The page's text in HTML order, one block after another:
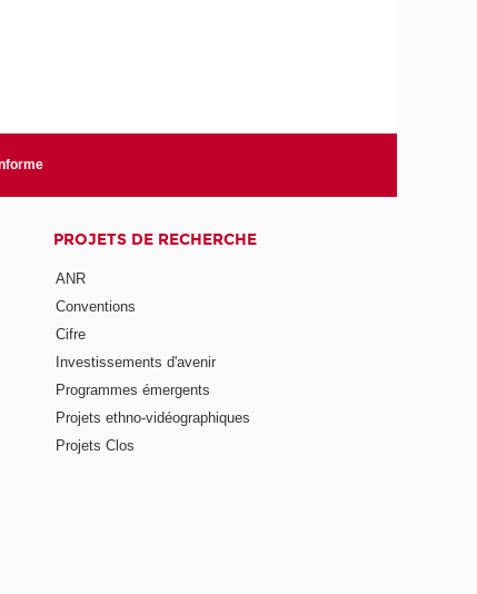
PROJETS DE RECHERCHE
ANR
Conventions
Cifre
Investissements d'avenir
Programmes émergents
Projets ethno-vidéographiques
Projets Clos